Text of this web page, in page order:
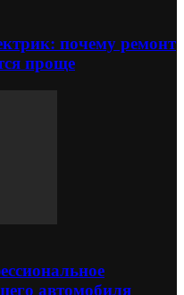
почему ремонт
проще
автомобиля